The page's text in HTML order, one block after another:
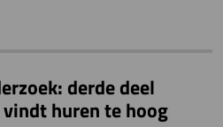
derde deel
huren te hoog